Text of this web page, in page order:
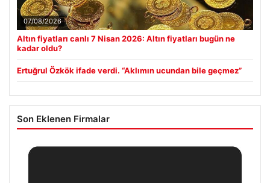
07/08/2026
Altın fiyatları canlı 7 Nisan 2026: Altın fiyatları bugün ne
kadar oldu?
Ertuğrul Özkök ifade verdi. “Aklımın ucundan bile geçmez”
Son Eklenen Firmalar